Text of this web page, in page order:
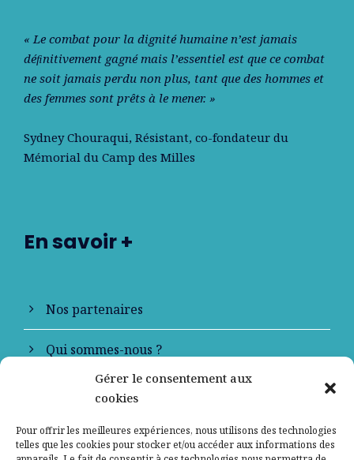
Gérer le consentement aux
cookies
Pour offrir les meilleures expériences, nous utilisons des technologies
telles que les cookies pour stocker et/ou accéder aux informations des
« Le combat pour la dignité humaine n’est jamais
déﬁnitivement gagné mais l’essentiel est que ce combat
ne soit jamais perdu non plus, tant que des hommes et
des femmes sont prêts à le mener. »
Sydney Chouraqui, Résistant, co-fondateur du
Mémorial du Camp des Milles
En savoir +
Nos partenaires
Qui sommes-nous ?
Contactez-nous
Mentions légales